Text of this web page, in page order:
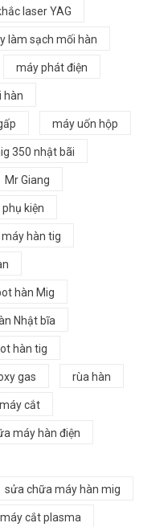
laser YAG
làm sạch mối hàn
máy phát điện
hàn
máy uốn hộp
350 nhật bãi
Mr Giang
phụ kiện
hàn tig
hàn Mig
Nhật bĩa
hàn tig
gas rùa hàn
cắt
máy hàn điện
sửa chữa máy hàn mig
cắt plasma